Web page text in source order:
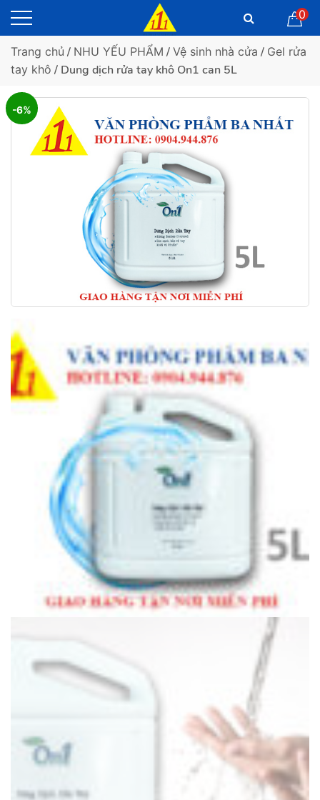
0
Trang chủ / NHU YẾU PHẨM / Vệ sinh nhà cửa / Gel rửa
tay khô / Dung dịch rửa tay khô On1 can 5L
-6%